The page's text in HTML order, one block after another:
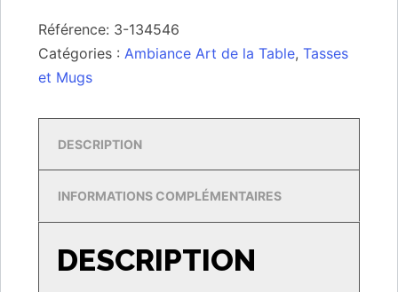
Référence: 3-134546
Catégories : Ambiance Art de la Table, Tasses
et Mugs
DESCRIPTION
INFORMATIONS COMPLÉMENTAIRES
DESCRIPTION